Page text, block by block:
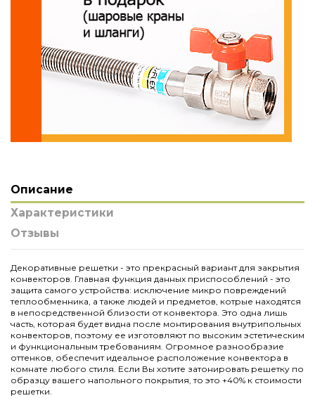
Описание
Характеристики
Отзывы
Декоративные решетки - это прекрасный вариант для закрытия
конвекторов. Главная функция данных приспособлений - это
защита самого устройства: исключение микро повреждений
теплообменника, а также людей и предметов, котрые находятся
в непосредственной близости от конвектора. Это одна лишь
часть, которая будет видна после монтирования внутрипольных
конвекторов, поэтому ее изготовляют по высоким эстетическим
и функциональным требованиям. Огромное разнообразие
оттенков, обеспечит идеальное расположение конвектора в
комнате любого стиля. Если Вы хотите затонировать решетку по
образцу вашего напольного покрытия, то это +40% к стоимости
решетки.